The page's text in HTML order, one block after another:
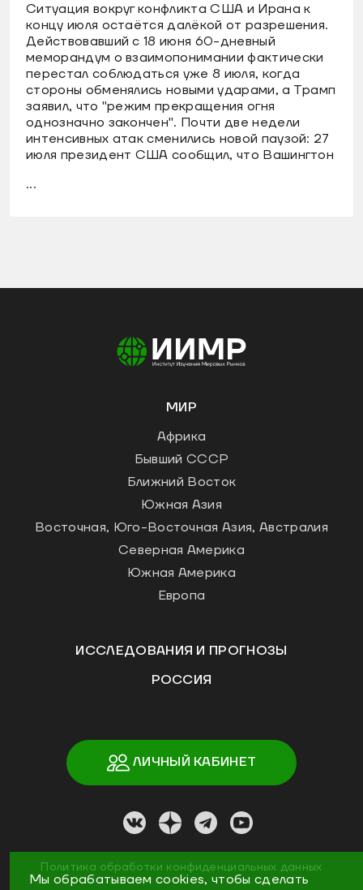
Ситуация вокруг конфликта США и Ирана к
концу июля остаётся далёкой от разрешения.
Действовавший с 18 июня 60-дневный
меморандум о взаимопонимании фактически
перестал соблюдаться уже 8 июля, когда
стороны обменялись новыми ударами, а Трамп
заявил, что "режим прекращения огня
однозначно закончен". Почти две недели
интенсивных атак сменились новой паузой: 27
июля президент США сообщил, что Вашингтон
...
МИР
Африка
Бывший СССР
Ближний Восток
Южная Азия
Восточная, Юго-Восточная Азия, Австралия
Северная Америка
Южная Америка
Европа
ИССЛЕДОВАНИЯ И ПРОГНОЗЫ
РОССИЯ
ЛИЧНЫЙ КАБИНЕТ
Политика обработки конфиденциальных данных
Мы обрабатываем cookies, чтобы сделать